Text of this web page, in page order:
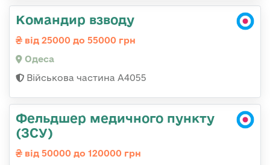
Командир взводу
від 25000 до 55000 грн
Одеса
Військова частина А4055
Фельдшер медичного пункту
(ЗСУ)
від 50000 до 120000 грн